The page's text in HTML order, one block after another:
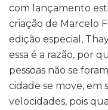
com lançamento
criação de Marcelo
edição especial,
essa é a razão, por
pessoas não se
cidade se move, em
velocidades, pois